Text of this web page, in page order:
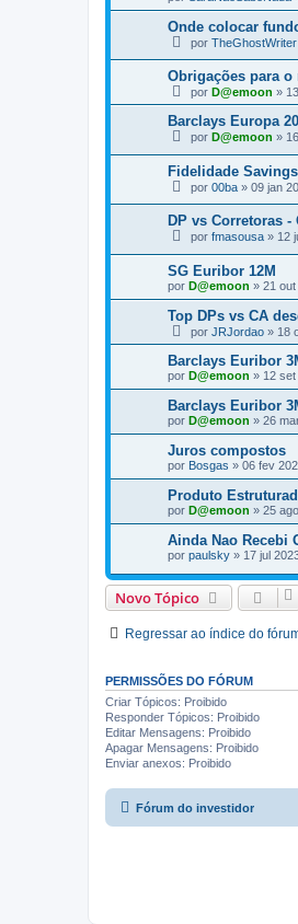
Onde colocar
por TheGhostWriter
Obrigações para
por D@emoon »
Barclays Europa
por D@emoon »
Fidelidade
por 00ba » 09 jan
DP vs Corretoras
por fmasousa » 12
SG Euribor 12M
por D@emoon » 21
Top DPs vs CA
por JRJordao » 18
Barclays Euribor
por D@emoon » 12
Barclays Euribor
por D@emoon » 26
Juros compostos
por Bosgas » 06 fev
Produto
por D@emoon » 25
Ainda Nao Recebi
por paulsky » 17 jul
Novo Tópico
Regressar ao índice do
PERMISSÕES DO FÓRUM
Criar Tópicos: Proibido
Responder Tópicos: Proibido
Editar Mensagens: Proibido
Apagar Mensagens: Proibido
Enviar anexos: Proibido
Fórum do investidor